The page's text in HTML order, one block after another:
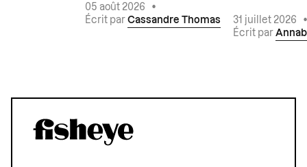
05 août 2026
•
Écrit par Cassandre Thomas 31 juillet 2026
Écrit par